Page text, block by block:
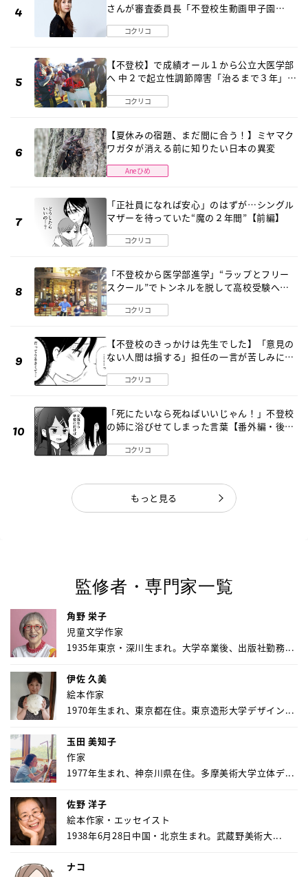
さんが審査委員長「不登校生動画甲子園
コクリコ
【不登校】で成績オール１から公立大医学部
へ 中２で起立性調節障害「治るまで３年」の
コクリコ
【夏休みの宿題、まだ間に合う！】ミヤマク
ワガタが消える前に知りたい日本の異変
Aneひめ
「正社員になれば安心」のはずが…シングル
マザーを待っていた“魔の２年間”【前編】
コクリコ
「不登校から医学部進学」“ラップとフリー
スクール”でトンネルを脱して高校受験へ
コクリコ
【不登校のきっかけは先生でした】「意見の
ない人間は損する」担任の一言が苦しみに…
コクリコ
「死にたいなら死ねばいいじゃん！」不登校
の姉に浴びせてしまった言葉【番外編・後
コクリコ
もっと見る
監修者・専門家一覧
角野 栄子
児童文学作家
1935年東京・深川生まれ。大学卒業後、出版社勤務...
伊佐 久美
絵本作家
1970年生まれ、東京都在住。東京造形大学デザイン...
玉田 美知子
作家
1977年生まれ、神奈川県在住。多摩美術大学立体デ...
佐野 洋子
絵本作家・エッセイスト
1938年6月28日中国・北京生まれ。武蔵野美術大...
ナコ